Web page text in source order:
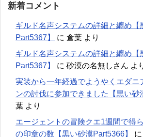
新着コメント
ギルド名声システムの詳細と纏め【
Part5367】
に 倉葉 より
ギルド名声システムの詳細と纏め【
Part5367】
に 砂漠の名無しさん よ
実装から一年経過でようやくエダニ
ンの討伐に参加できました【黒い砂
葉 より
エージェントの冒険クエ1週間で得
の印章の数【黒い砂漠Part5366】
に